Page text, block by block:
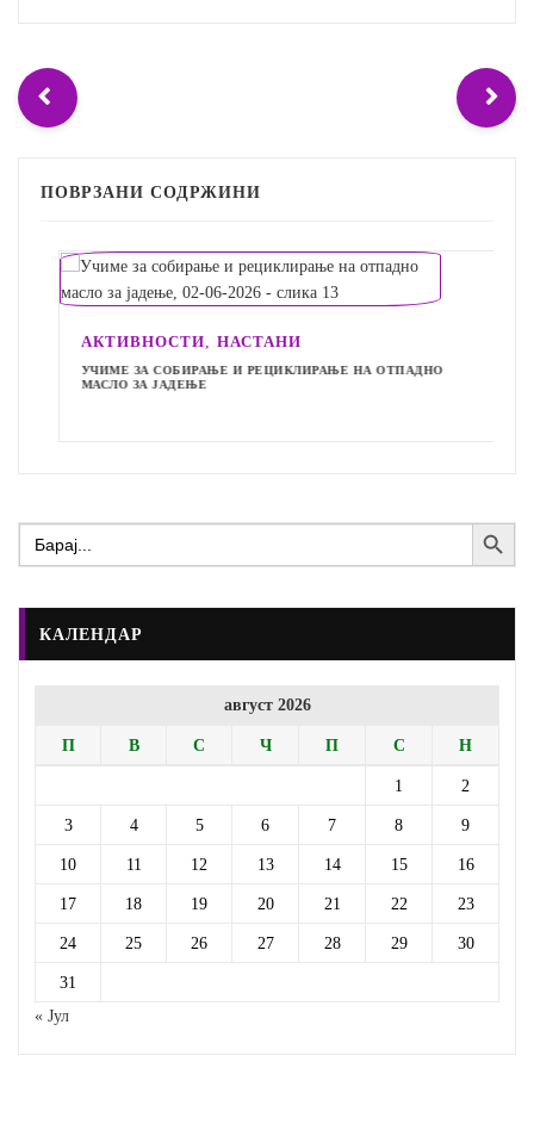
ПОВРЗАНИ СОДРЖИНИ
АКТИВНОСТИ,НАСТАНИ
УЧИМЕ ЗА СОБИРАЊЕ И РЕЦИКЛИРАЊЕ НА ОТПАДНО
МАСЛО ЗА ЈАДЕЊЕ
Search
for:
Search Button
КАЛЕНДАР
август 2026
П В С Ч П С Н
1 2
3 4 5 6 7 8 9
10 11 12 13 14 15 16
17 18 19 20 21 22 23
24 25 26 27 28 29 30
31
« Јул